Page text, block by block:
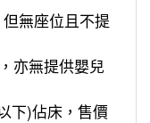
無座位且不提
亦無提供嬰兒
下)佔床，售價